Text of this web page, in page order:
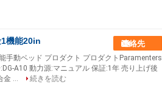
機能20in 連絡先
手動ベッド プロダクト プロダクトParamenters
A10 動力源:マニュアル 保証:1年 売り上げ後
金 ...
続きを読む